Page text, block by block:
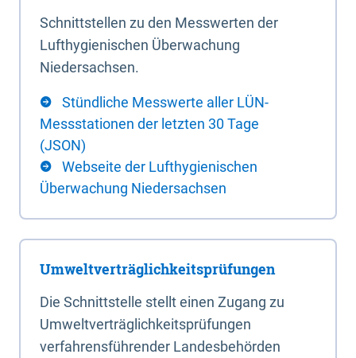
Schnittstellen zu den Messwerten der
Lufthygienischen Überwachung
Niedersachsen.
Stündliche Messwerte aller LÜN-
Messstationen der letzten 30 Tage
(JSON)
Webseite der Lufthygienischen
Überwachung Niedersachsen
Umweltverträglichkeitsprüfungen
Die Schnittstelle stellt einen Zugang zu
Umweltverträglichkeitsprüfungen
verfahrensführender Landesbehörden